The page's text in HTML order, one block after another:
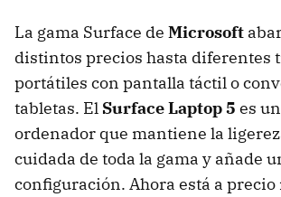
La gama Surface de Microsoft
distintos precios hasta diferentes
portátiles con pantalla táctil o
tabletas. El Surface Laptop 5 es
ordenador que mantiene la
cuidada de toda la gama y añade
configuración. Ahora está a